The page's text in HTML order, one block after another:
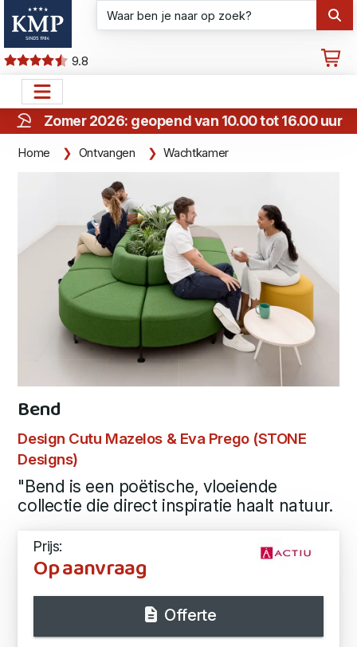
9.8
Zomer 2026: geopend van 10.00 tot 16.00 uur
Home Ontvangen Wachtkamer
Bend
Design Cutu Mazelos & Eva Prego (STONE
Designs)
"Bend is een poëtische, vloeiende
collectie die direct inspiratie haalt natuur.
Prijs:
Op aanvraag
Offerte